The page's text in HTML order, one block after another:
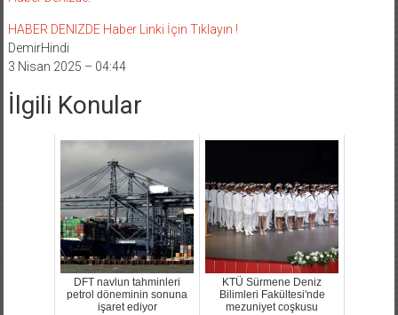
HABER DENIZDE Haber Linki İçin Tıklayın !
DemirHindi
3 Nisan 2025 – 04:44
İlgili Konular
DFT navlun tahminleri
petrol döneminin sonuna
işaret ediyor
KTÜ Sürmene Deniz
Bilimleri Fakültesi'nde
mezuniyet coşkusu